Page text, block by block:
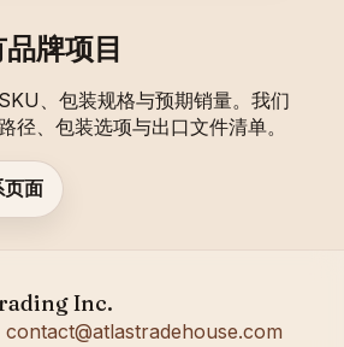
牌项目
、包装规格与预期销量。我们
径、包装选项与出口文件清单。
页面
Inc.
contact@atlastradehouse.com